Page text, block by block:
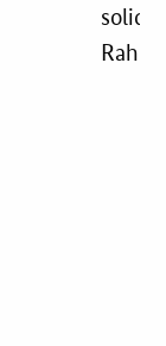
solider